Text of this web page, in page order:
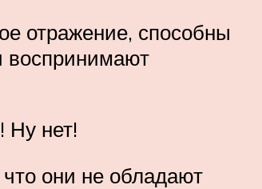
отражение, способны
воспринимают
Ну нет!
что они не обладают